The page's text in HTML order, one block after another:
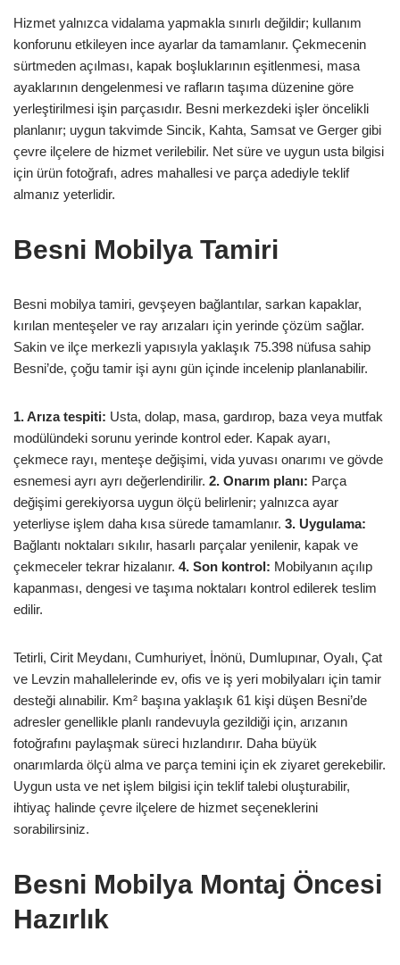
Hizmet yalnızca vidalama yapmakla sınırlı değildir; kullanım
konforunu etkileyen ince ayarlar da tamamlanır. Çekmecenin
sürtmeden açılması, kapak boşluklarının eşitlenmesi, masa
ayaklarının dengelenmesi ve rafların taşıma düzenine göre
yerleştirilmesi işin parçasıdır. Besni merkezdeki işler öncelikli
planlanır; uygun takvimde Sincik, Kahta, Samsat ve Gerger gibi
çevre ilçelere de hizmet verilebilir. Net süre ve uygun usta bilgisi
için ürün fotoğrafı, adres mahallesi ve parça adediyle teklif
almanız yeterlidir.
Besni Mobilya Tamiri
Besni mobilya tamiri, gevşeyen bağlantılar, sarkan kapaklar,
kırılan menteşeler ve ray arızaları için yerinde çözüm sağlar.
Sakin ve ilçe merkezli yapısıyla yaklaşık 75.398 nüfusa sahip
Besni’de, çoğu tamir işi aynı gün içinde incelenip planlanabilir.
1. Arıza tespiti: Usta, dolap, masa, gardırop, baza veya mutfak
modülündeki sorunu yerinde kontrol eder. Kapak ayarı,
çekmece rayı, menteşe değişimi, vida yuvası onarımı ve gövde
esnemesi ayrı ayrı değerlendirilir. 2. Onarım planı: Parça
değişimi gerekiyorsa uygun ölçü belirlenir; yalnızca ayar
yeterliyse işlem daha kısa sürede tamamlanır. 3. Uygulama:
Bağlantı noktaları sıkılır, hasarlı parçalar yenilenir, kapak ve
çekmeceler tekrar hizalanır. 4. Son kontrol: Mobilyanın açılıp
kapanması, dengesi ve taşıma noktaları kontrol edilerek teslim
edilir.
Tetirli, Cirit Meydanı, Cumhuriyet, İnönü, Dumlupınar, Oyalı, Çat
ve Levzin mahallelerinde ev, ofis ve iş yeri mobilyaları için tamir
desteği alınabilir. Km² başına yaklaşık 61 kişi düşen Besni’de
adresler genellikle planlı randevuyla gezildiği için, arızanın
fotoğrafını paylaşmak süreci hızlandırır. Daha büyük
onarımlarda ölçü alma ve parça temini için ek ziyaret gerekebilir.
Uygun usta ve net işlem bilgisi için teklif talebi oluşturabilir,
ihtiyaç halinde çevre ilçelere de hizmet seçeneklerini
sorabilirsiniz.
Besni Mobilya Montaj Öncesi
Hazırlık